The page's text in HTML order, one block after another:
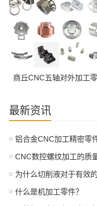
商丘CNC五轴对外加工
最新资讯
铝合金CNC加工精密零
CNC数控螺纹加工的质
什么是机加工零件？